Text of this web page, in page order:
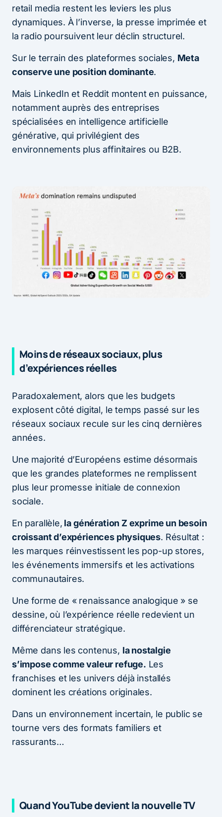
retail media restent les leviers les plus
dynamiques. À l’inverse, la presse imprimée et
la radio poursuivent leur déclin structurel.
Sur le terrain des plateformes sociales, Meta
conserve une position dominante.
Mais LinkedIn et Reddit montent en puissance,
notamment auprès des entreprises
spécialisées en intelligence artificielle
générative, qui privilégient des
environnements plus affinitaires ou B2B.
Moins de réseaux sociaux, plus
d’expériences réelles
Paradoxalement, alors que les budgets
explosent côté digital, le temps passé sur les
réseaux sociaux recule sur les cinq dernières
années.
Une majorité d’Européens estime désormais
que les grandes plateformes ne remplissent
plus leur promesse initiale de connexion
sociale.
En parallèle, la génération Z exprime un besoin
croissant d’expériences physiques. Résultat :
les marques réinvestissent les pop-up stores,
les événements immersifs et les activations
communautaires.
Une forme de « renaissance analogique » se
dessine, où l’expérience réelle redevient un
différenciateur stratégique.
Même dans les contenus, la nostalgie
s’impose comme valeur refuge. Les
franchises et les univers déjà installés
dominent les créations originales.
Dans un environnement incertain, le public se
tourne vers des formats familiers et
rassurants…
Quand YouTube devient la nouvelle TV